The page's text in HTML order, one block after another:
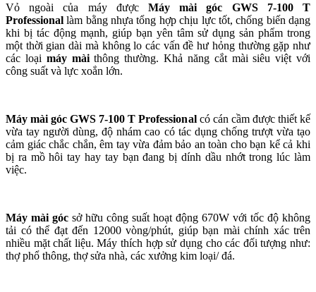
Vỏ ngoài của máy được Máy mài góc GWS 7-100 T
Professional làm bằng nhựa tổng hợp chịu lực tốt, chống biến dạng
khi bị tác động mạnh, giúp bạn yên tâm sử dụng sản phẩm trong
một thời gian dài mà không lo các vấn đề hư hỏng thường gặp như
các loại máy màithông thường. Khả năng cắt mài siêu việt với
công suất và lực xoắn lớn.
Máy mài góc GWS 7-100 T Professionalcó cán cầm được thiết kế
vừa tay người dùng, độ nhám cao có tác dụng chống trượt vừa tạo
cảm giác chắc chắn, êm tay vừa đảm bảo an toàn cho bạn kể cả khi
bị ra mồ hôi tay hay tay bạn đang bị dính dầu nhớt trong lúc làm
việc.
Máy mài góc sở hữu công suất hoạt động 670W với tốc độ không
tải có thể đạt đến 12000 vòng/phút, giúp bạn mài chính xác trên
nhiều mặt chất liệu. Máy thích hợp sử dụng cho các đối tượng như:
thợ phổ thông, thợ sửa nhà, các xưởng kim loại/ đá.